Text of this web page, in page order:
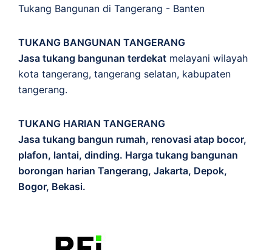
Tukang Bangunan di Tangerang - Banten
TUKANG BANGUNAN TANGERANG
Jasa tukang bangunan terdekat melayani wilayah
kota tangerang, tangerang selatan, kabupaten
tangerang.
TUKANG HARIAN TANGERANG
Jasa tukang bangun rumah, renovasi atap bocor,
plafon, lantai, dinding. Harga tukang bangunan
borongan harian Tangerang, Jakarta, Depok,
Bogor, Bekasi.